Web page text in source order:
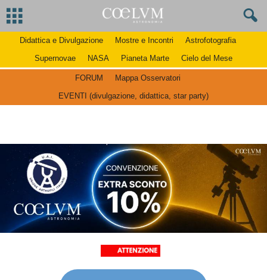
Didattica e Divulgazione Mostre e Incontri
Astrofotografia
Supernovae
NASA Pianeta Marte Cielo del Mese
FORUM
Mappa Osservatori
EVENTI (divulgazione, didattica, star party)